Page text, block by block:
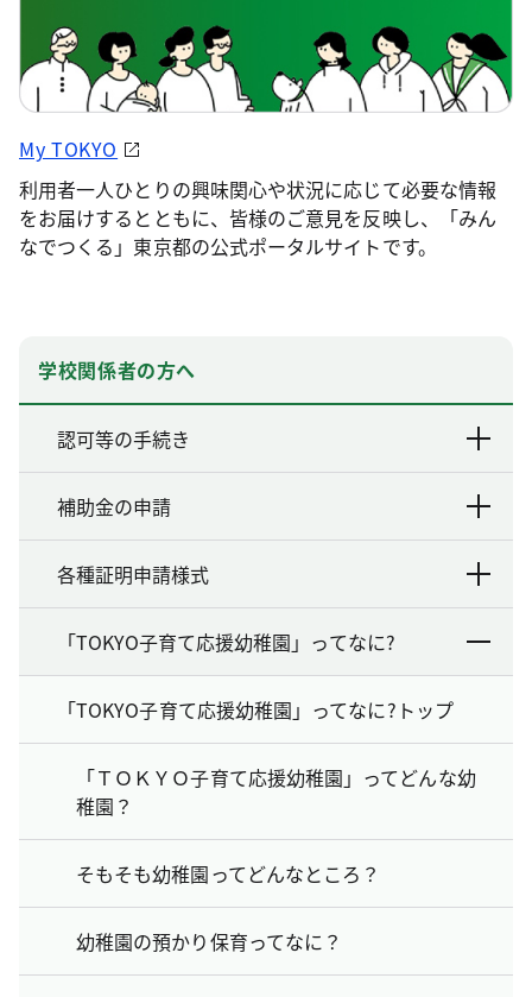
My TOKYO
利用者一人ひとりの興味関心や状況に応じて必要な情報
をお届けするとともに、皆様のご意見を反映し、「みん
なでつくる」東京都の公式ポータルサイトです。
学校関係者の方へ
認可等の手続き
補助金の申請
各種証明申請様式
「TOKYO子育て応援幼稚園」ってなに?
「TOKYO子育て応援幼稚園」ってなに?トップ
「ＴＯＫＹＯ子育て応援幼稚園」ってどんな幼
稚園？
そもそも幼稚園ってどんなところ？
幼稚園の預かり保育ってなに？